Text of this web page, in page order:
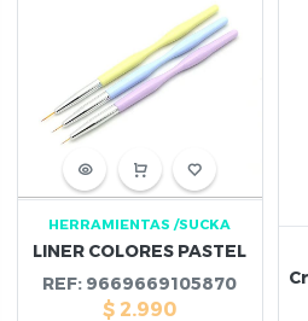
HERRAMIENTAS /SUCKA
LINER COLORES PASTEL
REF: 9669669105870
$ 2.990